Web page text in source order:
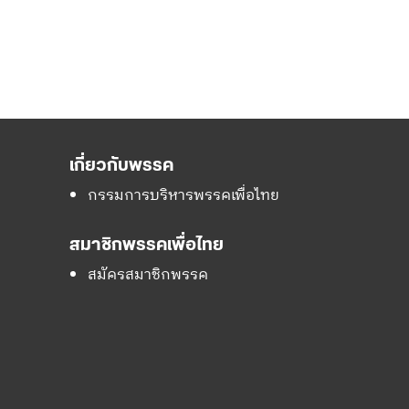
เกี่ยวกับพรรค
กรรมการบริหารพรรคเพื่อไทย
สมาชิกพรรคเพื่อไทย
สมัครสมาชิกพรรค